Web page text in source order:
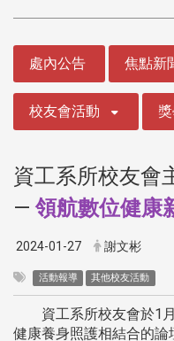
處內公告 焦點新
校友會活動
資工系所校友會
— 領航數位健康
2024-01-27 謝文彬
活動報導 其他校友活動
資工系所校友會於1月
健康養身照護相結合的